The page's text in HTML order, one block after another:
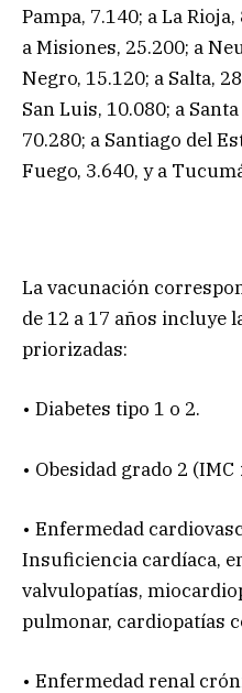
Pampa, 7.140; a La
a Misiones, 25.200; a
Negro, 15.120; a Salta,
San Luis, 10.080; a
70.280; a Santiago del
Fuego, 3.640, y a
La vacunación
de 12 a 17 años incluye
priorizadas:
• Diabetes tipo 1 o 2.
• Obesidad grado 2
• Enfermedad
Insuficiencia cardíaca,
valvulopatías,
pulmonar, cardiopatías
• Enfermedad renal